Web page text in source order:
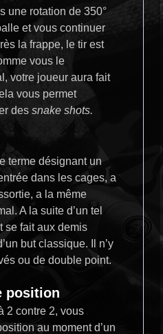
une rotation de 350°
et vous continuer
la frappe, le tir est
vous le
votre joueur aura fait
vous permet
des snake shots.
terme désignant un
dans les cages, a
a la même
A la suite d’un tel
se fait aux demis
but classique. Il n’y
ou de double point.
position
2 contre 2, vous
au moment d’un